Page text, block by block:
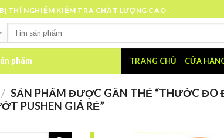
THÍ NGHIỆM KIỂM TRA CHẤT LƯỢNG CAO
Tìm
phẩm TRANG CHỦ CỬA
/ SẢN PHẨM ĐƯỢC GẮN THẺ “THƯỚC ĐO
PUSHEN GIÁ RẺ”